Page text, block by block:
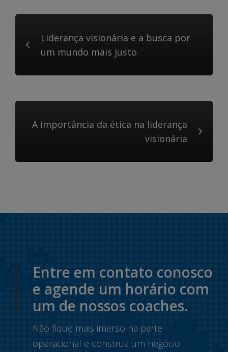
Liderança visionária e a busca por
um mundo mais justo
A importância da ética na liderança
visionária
Entre em contato conosco
e agende um horário com
um de nossos coaches.
Não fique mais imerso na parte
operacional e construa um negócio